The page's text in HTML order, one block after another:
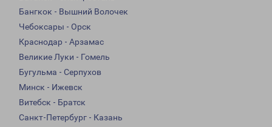
Бангкок - Вышний Волочек
Чебоксары - Орск
Краснодар - Арзамас
Великие Луки - Гомель
Бугульма - Серпухов
Минск - Ижевск
Витебск - Братск
Санкт-Петербург - Казань